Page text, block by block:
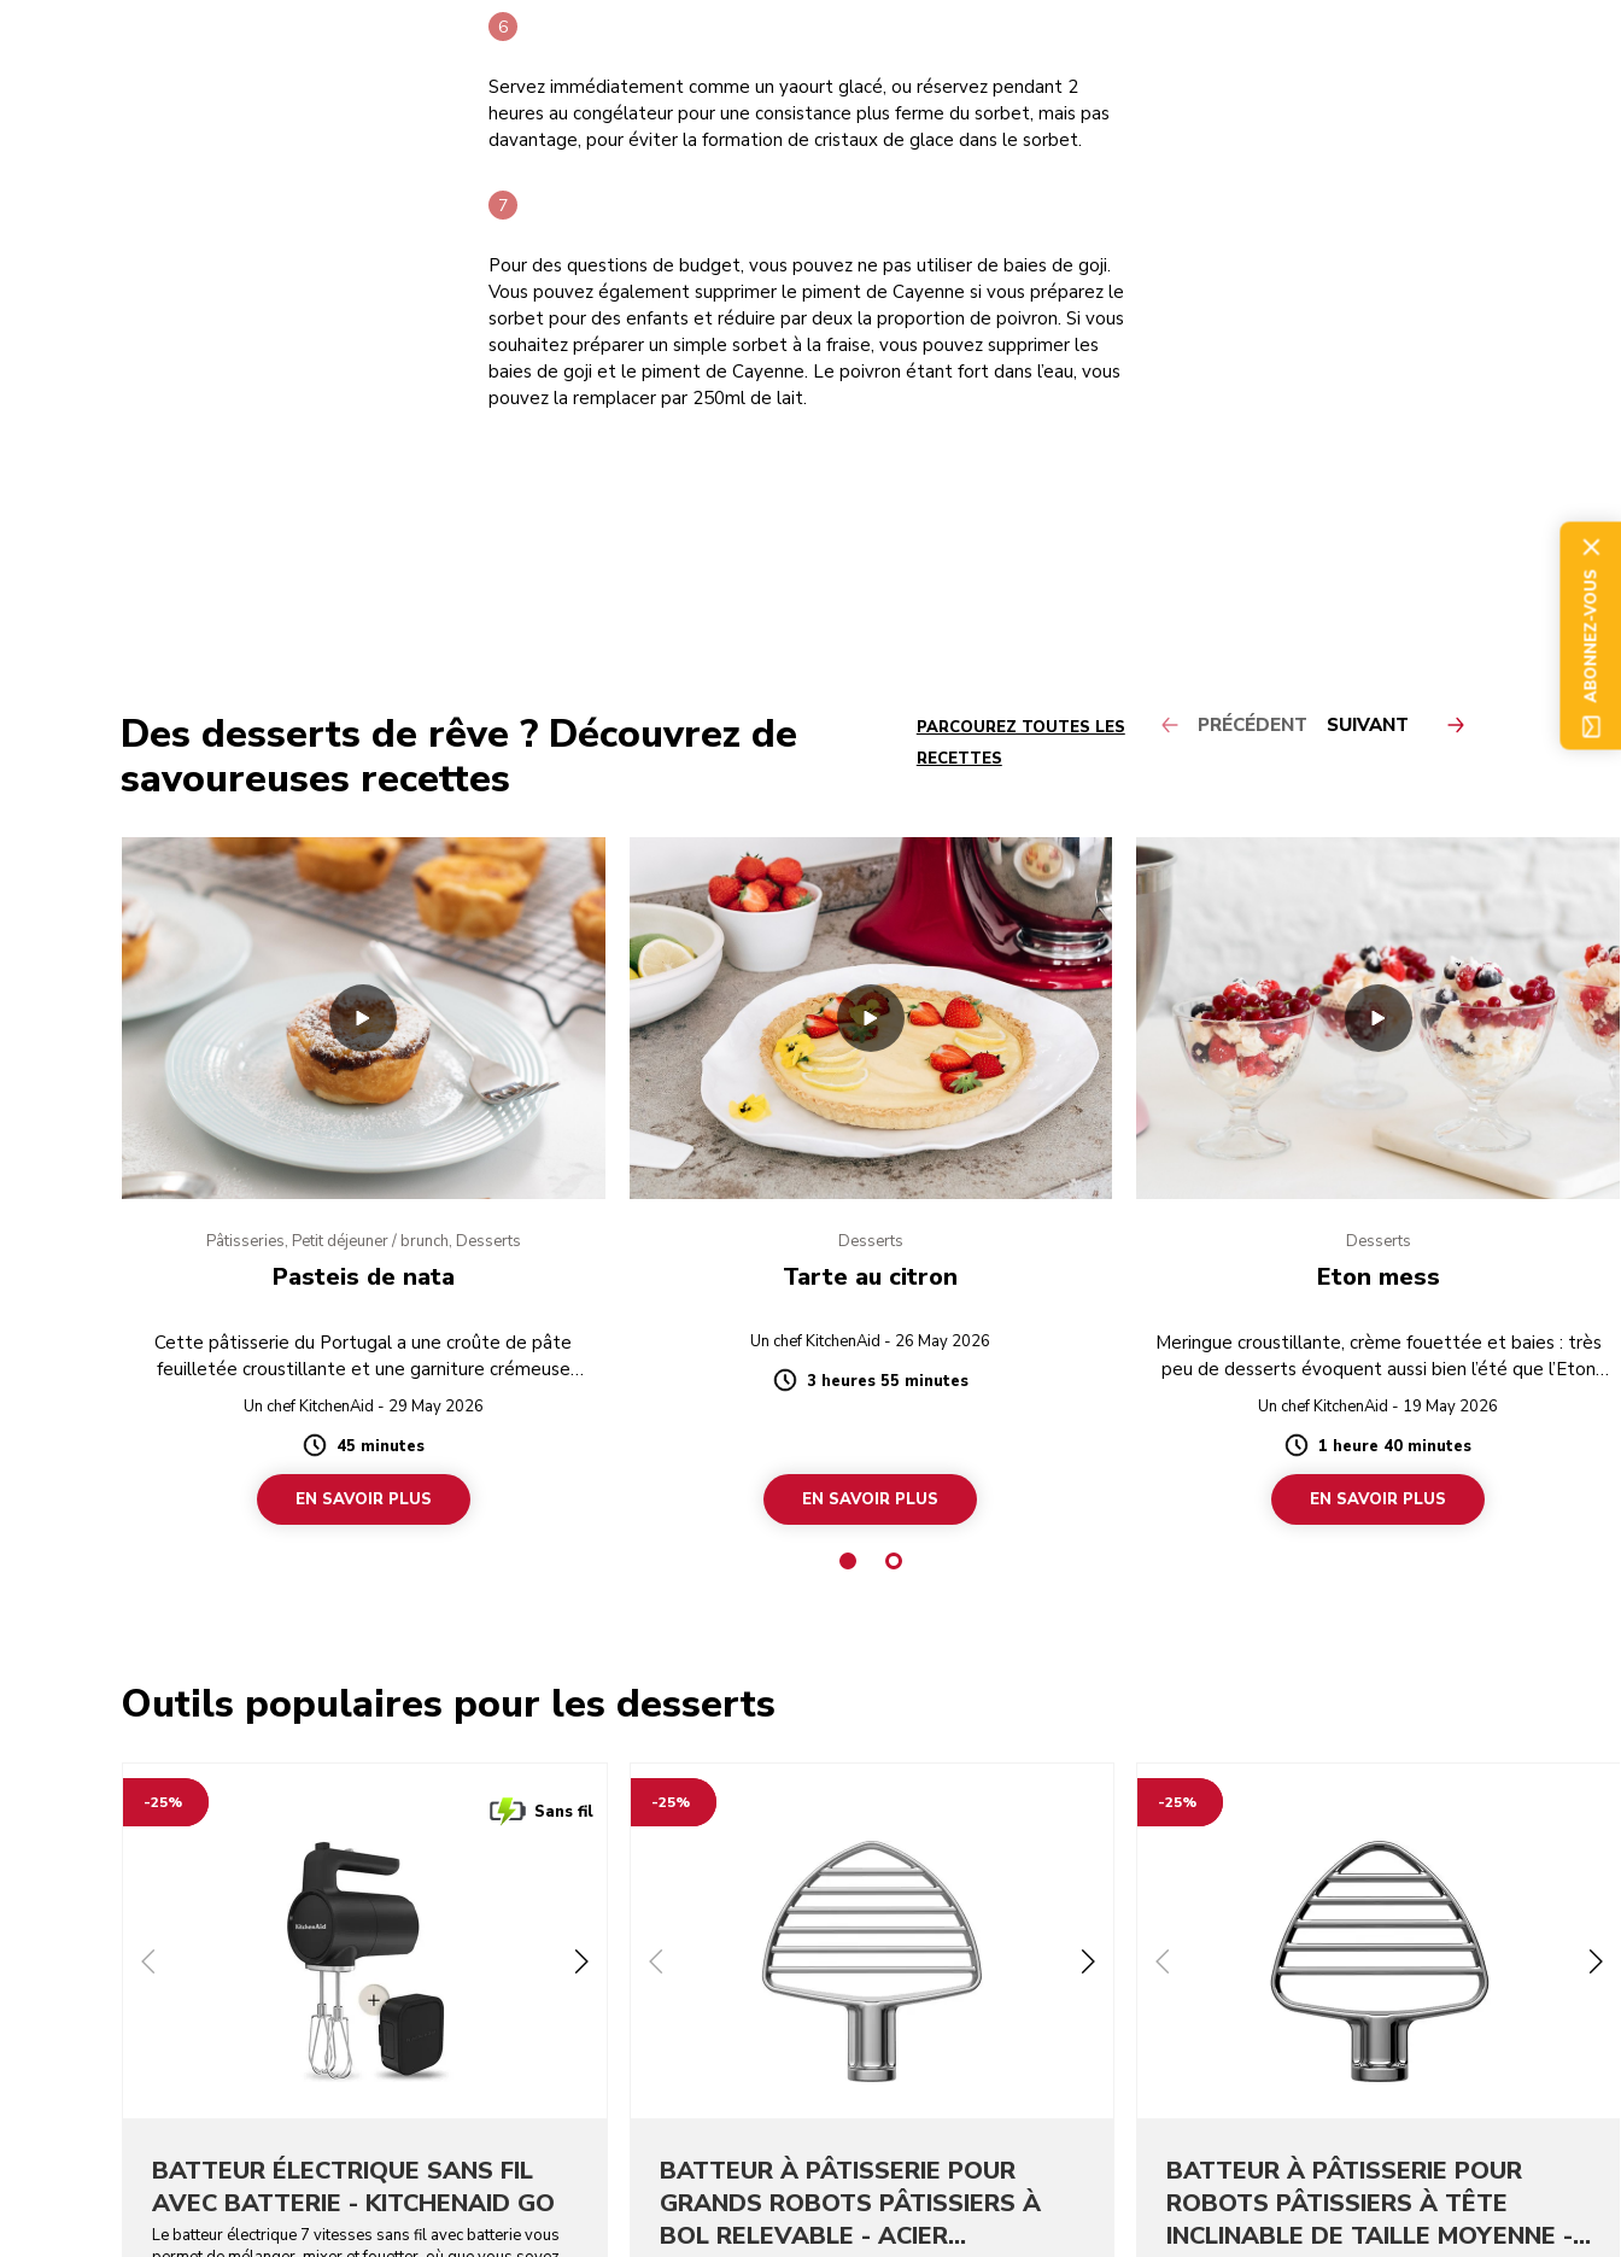
Servez immédiatement comme un yaourt glacé, ou réservez pendant 2
heures au congélateur pour une consistance plus ferme du sorbet, mais pas
davantage, pour éviter la formation de cristaux de glace dans le sorbet.
Pour des questions de budget, vous pouvez ne pas utiliser de baies de goji.
Vous pouvez également supprimer le piment de Cayenne si vous préparez le
sorbet pour des enfants et réduire par deux la proportion de poivron. Si vous
souhaitez préparer un simple sorbet à la fraise, vous pouvez supprimer les
baies de goji et le piment de Cayenne. Le poivron étant fort dans l’eau, vous
pouvez la remplacer par 250ml de lait.
Des desserts de rêve ? Découvrez de
savoureuses recettes
PARCOUREZ TOUTES LES
RECETTES
PRÉCÉDENT SUIVANT
Pâtisseries, Petit déjeuner / brunch, Desserts
Pasteis de nata
Cette pâtisserie du Portugal a une croûte de pâte
feuilletée croustillante et une garniture crémeuse
sucrée.
Un chef KitchenAid - 29 May 2026
Duration
45 minutes
EN SAVOIR PLUS
Desserts
Tarte au citron
Un chef KitchenAid - 26 May 2026
Duration
3 heures 55 minutes
EN SAVOIR PLUS
Desserts
Eton mess
Meringue croustillante, crème fouettée et baies : très
peu de desserts évoquent aussi bien l’été que l’Eton
mess !
Un chef KitchenAid - 19 May 2026
Duration
1 heure 40 minutes
EN SAVOIR PLUS
Outils populaires pour les desserts
-25% Sans fil
BATTEUR ÉLECTRIQUE SANS FIL
AVEC BATTERIE - KITCHENAID GO
Le batteur électrique 7 vitesses sans fil avec batterie vous
-25%
BATTEUR À PÂTISSERIE POUR
GRANDS ROBOTS PÂTISSIERS À
BOL RELEVABLE - ACIER
-25%
BATTEUR À PÂTISSERIE POUR
ROBOTS PÂTISSIERS À TÊTE
INCLINABLE DE TAILLE MOYENNE -
ABONNEZ-VOUS